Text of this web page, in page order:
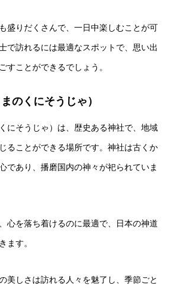
盛りだくさんで、一日中楽しむことが可
で訪れるには最適なスポットで、思い出
すことができるでしょう。
のくにそうじゃ）
にそうじゃ）は、歴史ある神社で、地域
ることができる場所です。神社は古くか
であり、播磨国内の神々が祀られていま
心を落ち着けるのに最適で、日本の神道
ます。
美しさは訪れる人々を魅了し、季節ごと